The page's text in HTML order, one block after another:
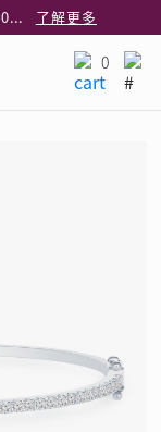
輸入NEW100 網店限定新客購物滿$1,000減$100
了解更多
0